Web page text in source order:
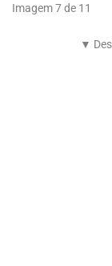
Imagem 7 de 11
▼